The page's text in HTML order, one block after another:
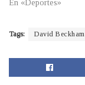
En «Deportes»
Tags: David Beckham